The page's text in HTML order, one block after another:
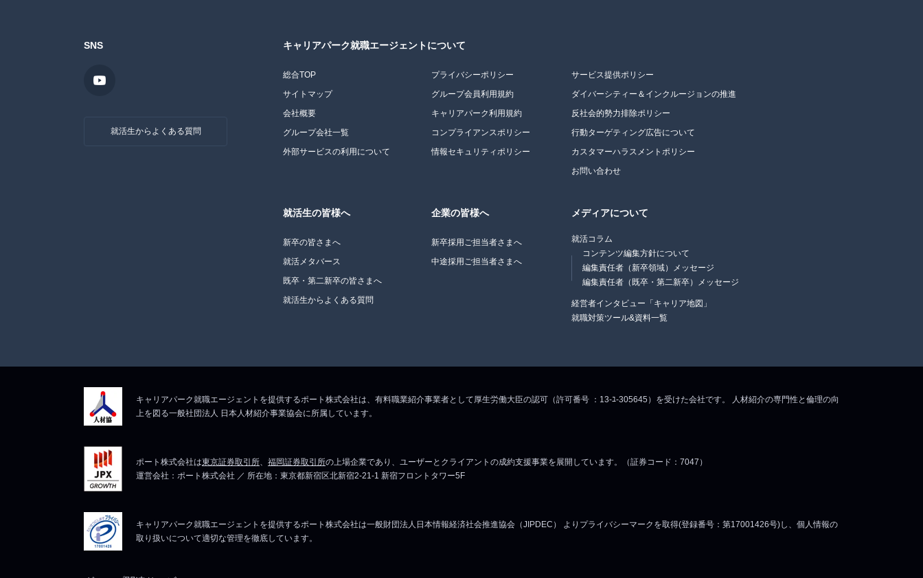
SNS
就活生からよくある質問
キャリアパーク就職エージェントについて
総合TOP
サイトマップ
会社概要
グループ会社一覧
外部サービスの利用について
プライバシーポリシー
グループ会員利用規約
キャリアパーク利用規約
コンプライアンスポリシー
情報セキュリティポリシー
サービス提供ポリシー
ダイバーシティー＆インクルージョンの推進
反社会的勢力排除ポリシー
行動ターゲティング広告について
カスタマーハラスメントポリシー
お問い合わせ
就活生の皆様へ
新卒の皆さまへ
就活メタバース
既卒・第二新卒の皆さまへ
就活生からよくある質問
企業の皆様へ
新卒採用ご担当者さまへ
中途採用ご担当者さまへ
メディアについて
就活コラム
コンテンツ編集方針について
編集責任者（新卒領域）メッセージ
編集責任者（既卒・第二新卒）メッセージ
経営者インタビュー「キャリア地図」
就職対策ツール&資料一覧